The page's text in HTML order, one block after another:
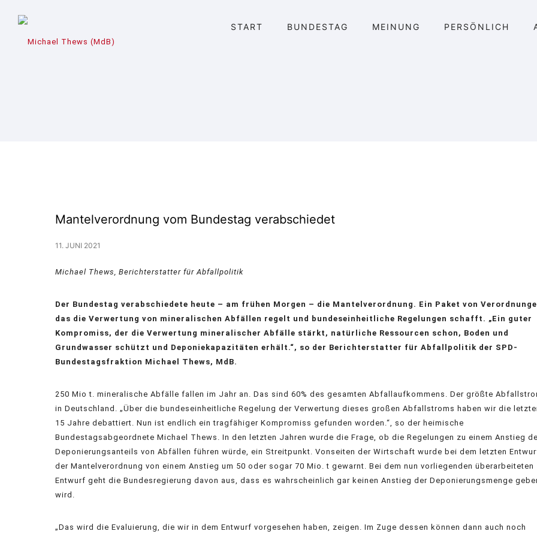
START BUNDESTAG MEINUNG PERSÖNLICH
Mantelverordnung vom Bundestag verabschiedet
11. JUNI 2021
Michael Thews, Berichterstatter für Abfallpolitik
Der Bundestag verabschiedete heute – am frühen Morgen – die Mantelverordnung. Ein Paket von
das die Verwertung von mineralischen Abfällen regelt und bundeseinheitliche Regelungen schafft. „Ein guter
Kompromiss, der die Verwertung mineralischer Abfälle stärkt, natürliche Ressourcen schon, Boden und
Grundwasser schützt und Deponiekapazitäten erhält.“, so der Berichterstatter für Abfallpolitik der SPD-
Bundestagsfraktion Michael Thews, MdB.
250 Mio t. mineralische Abfälle fallen im Jahr an. Das sind 60% des gesamten Abfallaufkommens. Der größte
in Deutschland. „Über die bundeseinheitliche Regelung der Verwertung dieses großen Abfallstroms haben wir die
15 Jahre debattiert. Nun ist endlich ein tragfähiger Kompromiss gefunden worden.“, so der heimische
Bundestagsabgeordnete Michael Thews. In den letzten Jahren wurde die Frage, ob die Regelungen zu einem Anstieg
Deponierungsanteils von Abfällen führen würde, ein Streitpunkt. Vonseiten der Wirtschaft wurde bei dem letzten
der Mantelverordnung von einem Anstieg um 50 oder sogar 70 Mio. t gewarnt. Bei dem nun vorliegenden überarbeiteten
Entwurf geht die Bundesregierung davon aus, dass es wahrscheinlich gar keinen Anstieg der Deponierungsmenge
wird.
„Das wird die Evaluierung, die wir in dem Entwurf vorgesehen haben, zeigen. Im Zuge dessen können dann auch noch